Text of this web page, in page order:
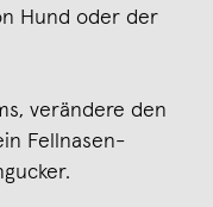
Hund oder der
verändere den
Fellnasen-